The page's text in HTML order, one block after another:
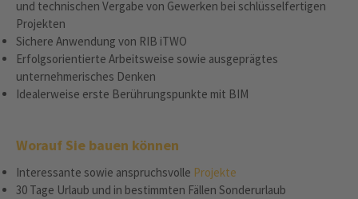
und technischen Vergabe von Gewerken bei schlüsselfertigen
Projekten
Sichere Anwendung von RIB iTWO
Erfolgsorientierte Arbeitsweise sowie ausgeprägtes
unternehmerisches Denken
Idealerweise erste Berührungspunkte mit BIM
Worauf Sie bauen können
Interessante sowie anspruchsvolle Projekte
30 Tage Urlaub und in bestimmten Fällen Sonderurlaub